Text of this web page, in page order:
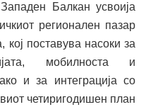
Балкан усвоија
регионален пазар
поставува насоки за
мобилноста и
и за интеграција со
четиригодишен план